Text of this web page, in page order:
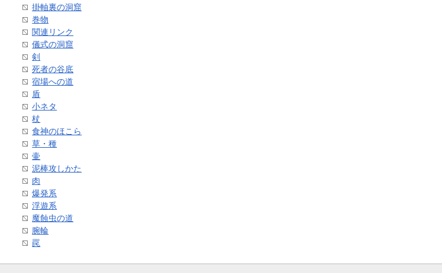
掛軸裏の洞窟
巻物
関連リンク
儀式の洞窟
剣
死者の谷底
宿場への道
盾
小ネタ
杖
食神のほこら
草・種
壷
泥棒攻しかた
肉
爆発系
浮遊系
魔蝕虫の道
腕輪
罠